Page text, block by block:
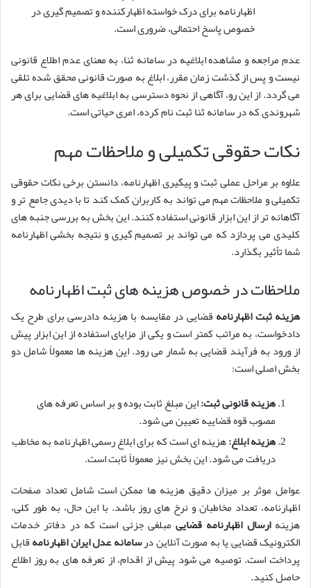
اظهارنامه برای درک خواسته اظهارکننده و تصمیم گیری در
خصوص پاسخ احتمالی، ضروری است.
عدم مراجعه و مشاهده ابلاغیه در سامانه ثنا، به معنای عدم اطلاع قانونی
نیست و پس از گذشت زمان مقرر، ابلاغ به صورت قانونی محقق شده تلقی
می گردد. از این رو، آگاهی از نحوه دسترسی به ابلاغیه های قضایی برای هر
شهروندی که در سامانه ثنا ثبت نام کرده، امری حیاتی است.
نکات حقوقی تکمیلی و ملاحظات مهم
علاوه بر مراحل عملی ثبت و پیگیری اظهارنامه، دانستن برخی نکات حقوقی
تکمیلی و ملاحظات مهم می تواند به کاربران کمک کند تا با دیدی جامع تر و
آگاهانه تر از این ابزار قانونی استفاده کنند. این بخش به بررسی جنبه های
کلیدی می پردازد که می تواند بر تصمیم گیری و نتیجه بخشی اظهارنامه
شما تأثیر بگذارد.
ملاحظات در خصوص هزینه های ثبت اظهارنامه
هزینه ثبت اظهارنامه قضایی در مقایسه با هزینه دادرسی برای طرح یک
دادخواست، به مراتب کمتر است و یکی از مزایای استفاده از این ابزار پیش
از ورود به فرآیند قضایی به شمار می رود. این هزینه ها معمولاً شامل دو
بخش اصلی است:
هزینه قانونی ثبت:این مبلغ ثابت بوده و بر اساس تعرفه های
مصوب قوه قضاییه تعیین می شود.
هزینه ابلاغ:هزینه ای است که برای ابلاغ رسمی اظهارنامه به مخاطب
دریافت می شود. این بخش نیز معمولاً ثابت است.
عوامل موثر بر میزان دقیق هزینه ها ممکن است شامل تعداد صفحات
اظهارنامه، تعداد مخاطبان و نرخ های روز باشد. با این حال، به طور کلی،
هزینهارسال اظهارنامه قضاییمبلغی جزئی است که در دفاتر خدمات
الکترونیک قضایی یا به صورت آنلاین درسامانه عدل ایران اظهارنامهقابل
پرداخت است. توصیه می شود پیش از اقدام، از تعرفه های به روز اطلاع
حاصل کنید.